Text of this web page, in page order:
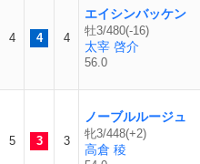
4 4 4
エイシンバッケン
牡3/480(-16)
太宰 啓介
56.0
5 3 3
ノーブルルージュ
牝3/448(+2)
高倉 稜